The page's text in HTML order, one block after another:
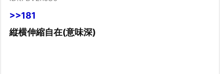
>>181
縦横伸縮自在(意味深)